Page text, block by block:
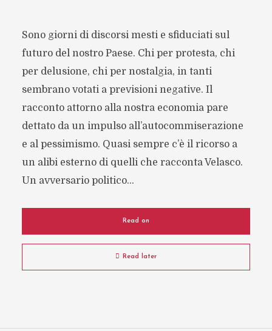
Sono giorni di discorsi mesti e sfiduciati sul
futuro del nostro Paese. Chi per protesta, chi
per delusione, chi per nostalgia, in tanti
sembrano votati a previsioni negative. Il
racconto attorno alla nostra economia pare
dettato da un impulso all’autocommiserazione
e al pessimismo. Quasi sempre c’è il ricorso a
un alibi esterno di quelli che racconta Velasco.
Un avversario politico...
Read on
Read later